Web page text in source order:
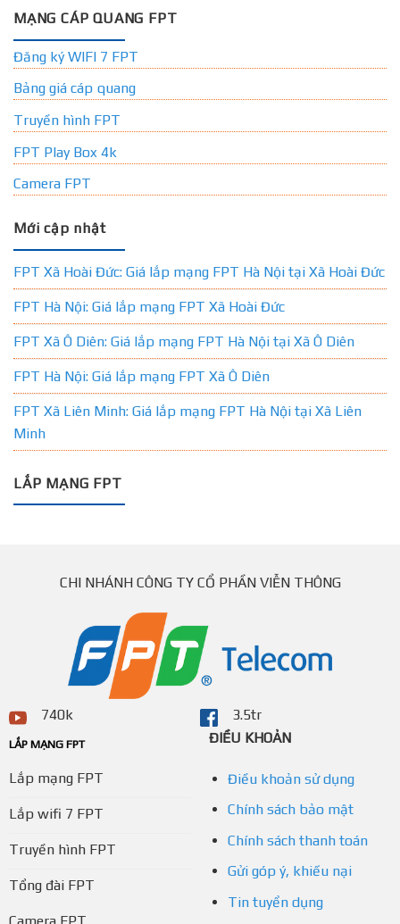
MẠNG CÁP QUANG FPT
Đăng ký WIFI 7 FPT
Bảng giá cáp quang
Truyền hình FPT
FPT Play Box 4k
Camera FPT
Mới cập nhật
FPT Xã Hoài Đức: Giá lắp mạng FPT Hà Nội tại Xã Hoài Đức
FPT Hà Nội: Giá lắp mạng FPT Xã Hoài Đức
FPT Xã Ô Diên: Giá lắp mạng FPT Hà Nội tại Xã Ô Diên
FPT Hà Nội: Giá lắp mạng FPT Xã Ô Diên
FPT Xã Liên Minh: Giá lắp mạng FPT Hà Nội tại Xã Liên
Minh
LẮP MẠNG FPT
CHI NHÁNH CÔNG TY CỔ PHẦN VIỄN THÔNG
740k 3.5tr
LẮP MẠNG FPT
Lắp mạng FPT
Lắp wifi 7 FPT
Truyền hình FPT
Tổng đài FPT
Camera FPT
ĐIỀU KHOẢN
Điều khoản sử dụng
Chính sách bảo mật
Chính sách thanh toán
Gửi góp ý, khiếu nại
Tin tuyển dụng